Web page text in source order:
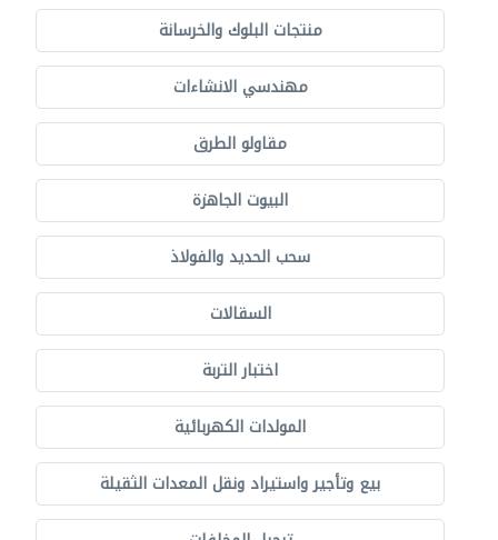
منتجات البلوك والخرسانة
مهندسي الانشاءات
مقاولو الطرق
البيوت الجاهزة
سحب الحديد والفولاذ
السقالات
اختبار التربة
المولدات الكهربائية
بيع وتأجير واستيراد ونقل المعدات الثقيلة